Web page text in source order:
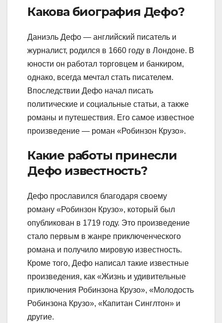
Какова биография Дефо?
Даниэль Дефо — английский писатель и
журналист, родился в 1660 году в Лондоне. В
юности он работал торговцем и банкиром,
однако, всегда мечтал стать писателем.
Впоследствии Дефо начал писать
политические и социальные статьи, а также
романы и путешествия. Его самое известное
произведение — роман «Робинзон Крузо».
Какие работы принесли
Дефо известность?
Дефо прославился благодаря своему
роману «Робинзон Крузо», который был
опубликован в 1719 году. Это произведение
стало первым в жанре приключенческого
романа и получило мировую известность.
Кроме того, Дефо написал такие известные
произведения, как «Жизнь и удивительные
приключения Робинзона Крузо», «Молодость
Робинзона Крузо», «Капитан Синглтон» и
другие.